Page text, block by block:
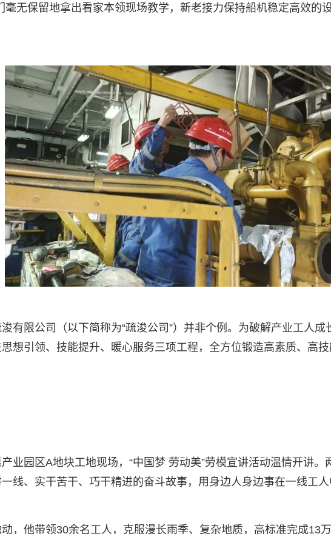
毫无保留地拿出看家本领现场教学，新老接力保持船机稳定高效的
有限公司（以下简称为“疏浚公司”）并非个例。为破解产业工人成
想引领、技能提升、暖心服务三项工程，全方位锻造高素质、高
业园区A地块工地现场，“中国梦 劳动美”劳模宣讲活动温情开讲。
线、实干苦干、巧干精进的奋斗故事，用身边人身边事在一线工人
，他带领30余名工人，克服漫长雨季、复杂地质，高标准完成13